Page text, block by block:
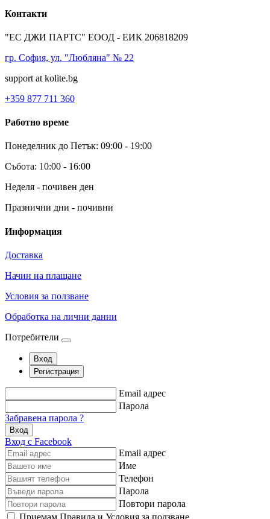
Контакти
"ЕС ДЖИ ПАРТС" ЕООД - ЕИК 206818209
гр. София, ул. "Любляна" № 22
support at kolite.bg
+359 877 711 360
Работно време
Понеделник до Петък: 09:00 - 19:00
Събота: 10:00 - 16:00
Неделя - почивен ден
Празнични дни - почивни
Информация
Доставка
Начин на плащане
Условия за ползване
Обработка на лични данни
Потребители
Вход
Регистрация
Email адрес
Парола
Забравена парола ?
Вход
Вход с Facebook
Email адрес
Име
Телефон
Парола
Повтори парола
Приемам Правила и Условия за ползване